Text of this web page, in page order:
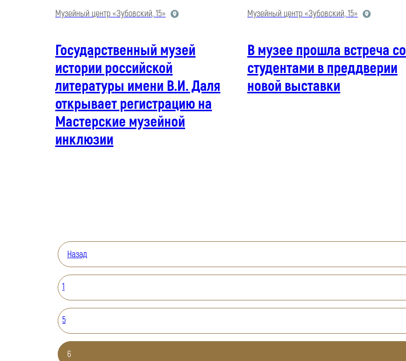
Музейный центр «Зубовский, 15»
Государственный музей
истории российской
литературы имени В.И. Даля
открывает регистрацию на
Мастерские музейной
инклюзии
Музейный центр «Зубовский, 15»
В музее прошла встреча со
студентами в преддверии
новой выставки
Назад
1
5
6